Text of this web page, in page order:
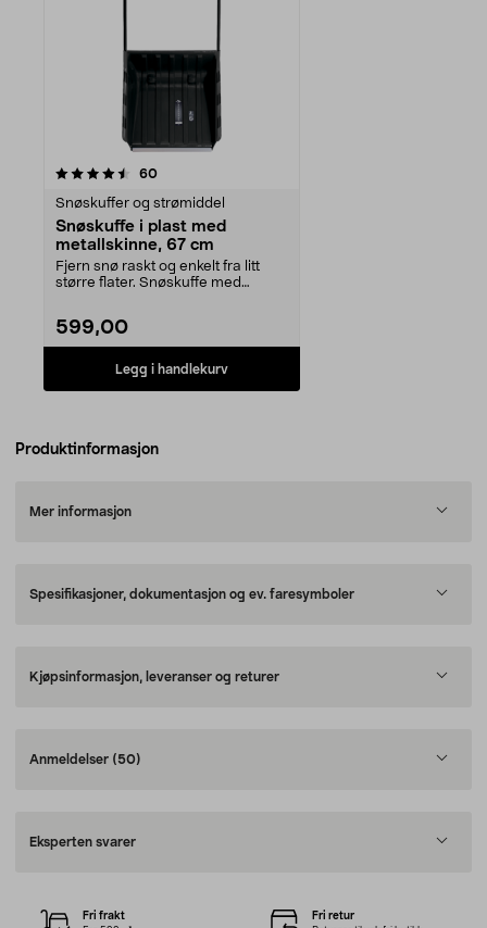
60anmeldelser
Snøskuffer og strømiddel
Snøskuffe i plast med
metallskinne, 67 cm
Fjern snø raskt og enkelt fra litt
større flater. Snøskuffe med
599,00
Legg i handlekurv
Produktinformasjon
Mer informasjon
Spesifikasjoner, dokumentasjon og ev. faresymboler
Kjøpsinformasjon, leveranser og returer
Anmeldelser (50)
Eksperten svarer
Fri frakt Fri retur